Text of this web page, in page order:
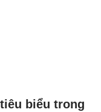
biểu trong